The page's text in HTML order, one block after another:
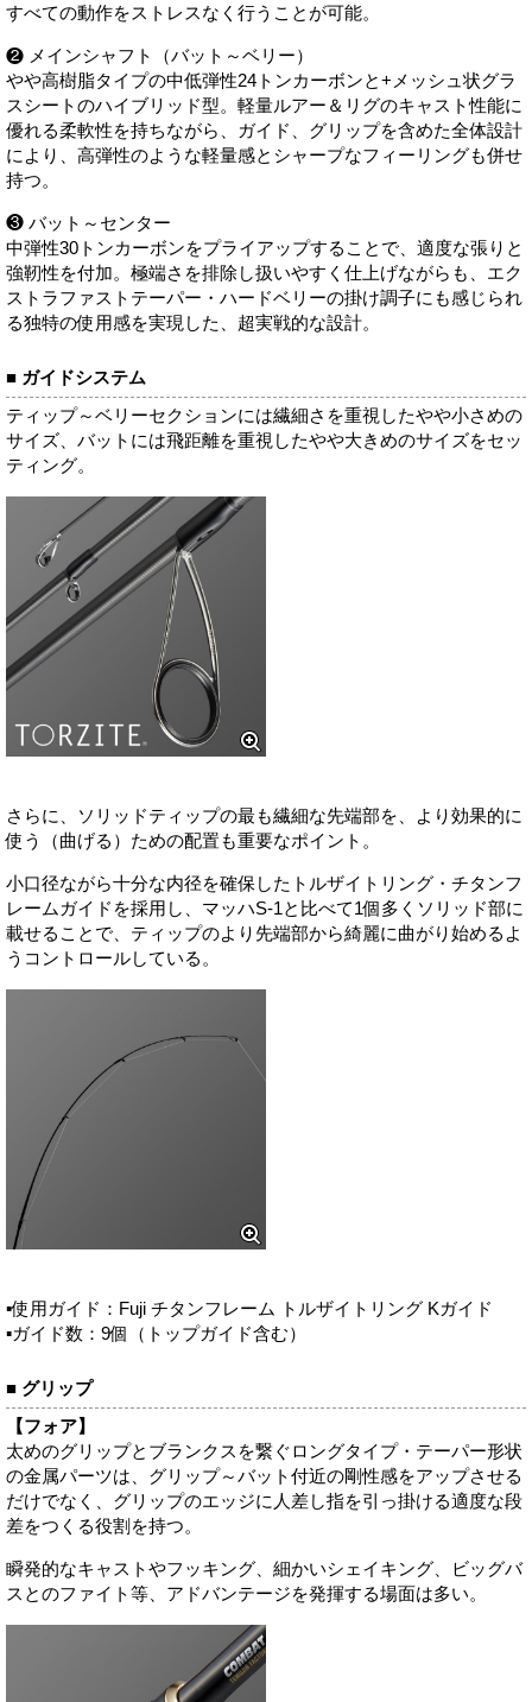
すべての動作をストレスなく行うことが可能。
❷ メインシャフト（バット～ベリー）
やや高樹脂タイプの中低弾性24トンカーボンと+メッシュ状グラ
スシートのハイブリッド型。軽量ルアー＆リグのキャスト性能に
優れる柔軟性を持ちながら、ガイド、グリップを含めた全体設計
により、高弾性のような軽量感とシャープなフィーリングも併せ
持つ。
❸ バット～センター
中弾性30トンカーボンをプライアップすることで、適度な張りと
強靭性を付加。極端さを排除し扱いやすく仕上げながらも、エク
ストラファストテーパー・ハードベリーの掛け調子にも感じられ
る独特の使用感を実現した、超実戦的な設計。
■ ガイドシステム
ティップ～ベリーセクションには繊細さを重視したやや小さめの
サイズ、バットには飛距離を重視したやや大きめのサイズをセッ
ティング。
さらに、ソリッドティップの最も繊細な先端部を、より効果的に
使う（曲げる）ための配置も重要なポイント。
小口径ながら十分な内径を確保したトルザイトリング・チタンフ
レームガイドを採用し、マッハS-1と比べて1個多くソリッド部に
載せることで、ティップのより先端部から綺麗に曲がり始めるよ
うコントロールしている。
▪使用ガイド：Fuji チタンフレーム トルザイトリング Kガイド
▪ガイド数：9個（トップガイド含む）
■ グリップ
【フォア】
太めのグリップとブランクスを繋ぐロングタイプ・テーパー形状
の金属パーツは、グリップ～バット付近の剛性感をアップさせる
だけでなく、グリップのエッジに人差し指を引っ掛ける適度な段
差をつくる役割を持つ。
瞬発的なキャストやフッキング、細かいシェイキング、ビッグバ
スとのファイト等、アドバンテージを発揮する場面は多い。